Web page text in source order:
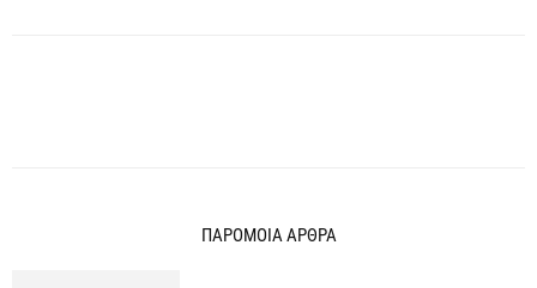
ΠΑΡΟΜΟΙΑ ΑΡΘΡΑ